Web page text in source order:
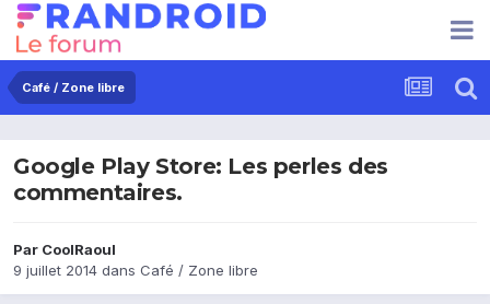
Café / Zone libre
Google Play Store: Les perles des
commentaires.
Par CoolRaoul
9 juillet 2014 dans Café / Zone libre